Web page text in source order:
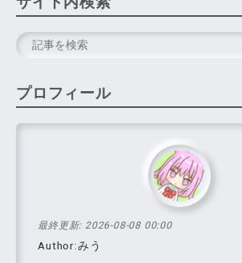
プロフィール
最終更新: 2026-08-08 00:00
Author:みう